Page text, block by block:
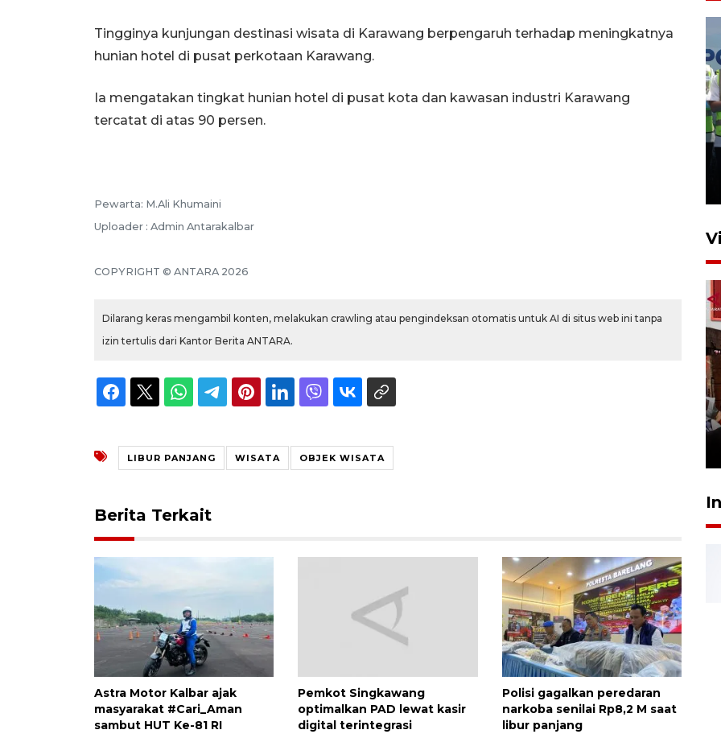
Tingginya kunjungan destinasi wisata di Karawang berpengaruh terhadap meningkatnya
hunian hotel di pusat perkotaan Karawang.
Ia mengatakan tingkat hunian hotel di pusat kota dan kawasan industri Karawang
tercatat di atas 90 persen.
Pewarta: M.Ali Khumaini
Uploader : Admin Antarakalbar
COPYRIGHT © ANTARA 2026
Dilarang keras mengambil konten, melakukan crawling atau pengindeksan otomatis untuk AI di situs web ini tanpa
izin tertulis dari Kantor Berita ANTARA.
LIBUR PANJANG WISATA OBJEK WISATA
Berita Terkait
Astra Motor Kalbar ajak
masyarakat #Cari_Aman
sambut HUT Ke-81 RI
Pemkot Singkawang
optimalkan PAD lewat kasir
digital terintegrasi
Polisi gagalkan peredaran
narkoba senilai Rp8,2 M saat
libur panjang